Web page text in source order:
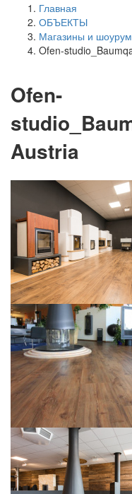
Главная
ОБЪЕКТЫ
Магазины и
Ofen-
Ofen-
Austria